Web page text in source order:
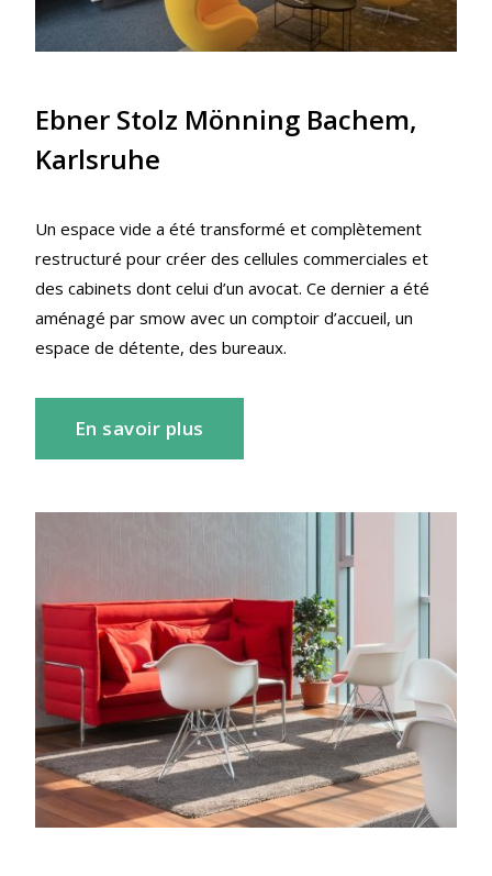
Ebner Stolz Mönning Bachem,
Karlsruhe
Un espace vide a été transformé et complètement
restructuré pour créer des cellules commerciales et
des cabinets dont celui d’un avocat. Ce dernier a été
aménagé par smow avec un comptoir d’accueil, un
espace de détente, des bureaux.
En savoir plus